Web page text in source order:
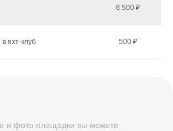
6 500 ₽
яхт-клуб 500 ₽
и фото площадки вы можете